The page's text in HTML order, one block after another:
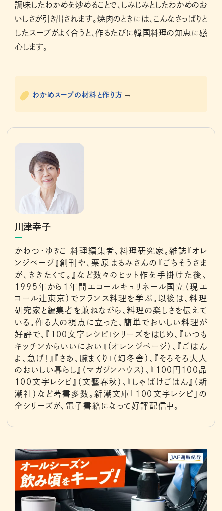
調味したわかめを炒めることで、しみじみとしたわかめのお
いしさが引き出されます。焼肉のときには、こんなさっぱりと
したスープがよく合うと、作るたびに韓国料理の知恵に感
心します。
わかめスープの材料と作り方
川津幸子
かわつ・ゆきこ 料理編集者、料理研究家。雑誌『オレ
ンジページ』創刊や、栗原はるみさんの『ごちそうさま
が、ききたくて。』など数々のヒット作を手掛けた後、
1995年から1年間エコールキュリネール国立（現エ
コール辻東京）でフランス料理を学ぶ。以後は、料理
研究家と編集者を兼ねながら、料理の楽しさを伝えて
いる。作る人の視点に立った、簡単でおいしい料理が
好評で、『100文字レシピ』シリーズをはじめ、『いつも
キッチンからいいにおい』（オレンジページ）、『ごはん
よ、急げ！』『さあ、腕まくり』（幻冬舎）、『そろそろ大人
のおいしい暮らし』（マガジンハウス）、『100円100品
100文字レシピ』（文藝春秋）、『しゃばけごはん』（新
潮社）など著書多数。新潮文庫「100文字レシピ」の
全シリーズが、電子書籍になって好評配信中。